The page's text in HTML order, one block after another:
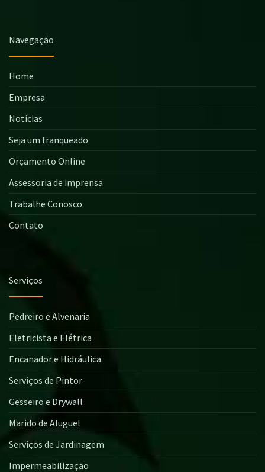
Navegação
Home
Empresa
Notícias
Seja um franqueado
Orçamento Online
Assessoria de imprensa
Trabalhe Conosco
Contato
Serviços
Pedreiro e Alvenaria
Eletricista e Elétrica
Encanador e Hidráulica
Serviços de Pintor
Gesseiro e Drywall
Marido de Aluguel
Serviços de Jardinagem
Impermeabilização